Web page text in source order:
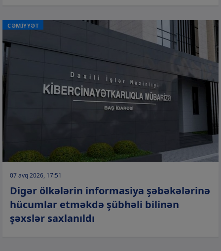
CƏMİYYƏT
07 avq 2026, 17:51
Digər ölkələrin informasiya şəbəkələrinə
hücumlar etməkdə şübhəli bilinən
şəxslər saxlanıldı